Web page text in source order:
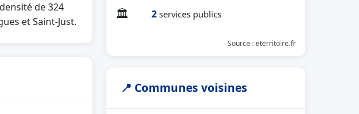
de 324
et Saint-Just.
🏛 2 services publics
Source : eterritoire.fr
📍 Communes voisines